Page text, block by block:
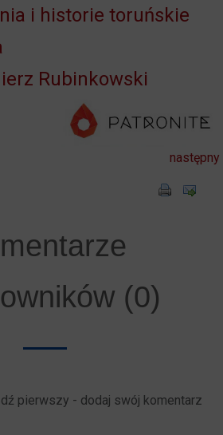
i historie toruńskie
Rubinkowski
następny
(0)
pierwszy - dodaj swój komentarz